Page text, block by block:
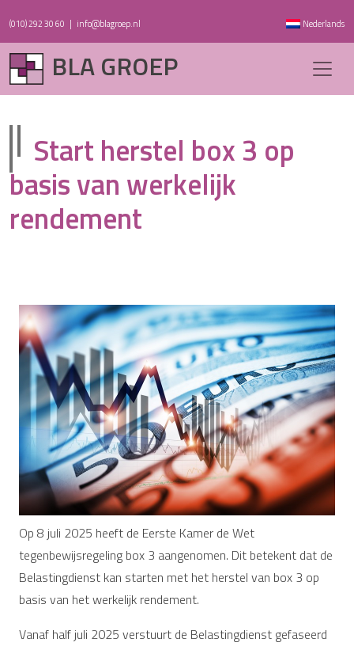
(010) 292 30 60 | info@blagroep.nl Nederlands
BLA GROEP
Start herstel box 3 op
basis van werkelijk
rendement
Op 8 juli 2025 heeft de Eerste Kamer de Wet
tegenbewijsregeling box 3 aangenomen. Dit betekent dat de
Belastingdienst kan starten met het herstel van box 3 op
basis van het werkelijk rendement.
Vanaf half juli 2025 verstuurt de Belastingdienst gefaseerd